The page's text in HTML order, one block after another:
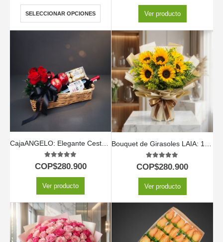
SELECCIONAR OPCIONES Ver producto
5.00out of 5
COP$280.900
Ver producto
5.00out of 5
COP$280.900
Ver producto